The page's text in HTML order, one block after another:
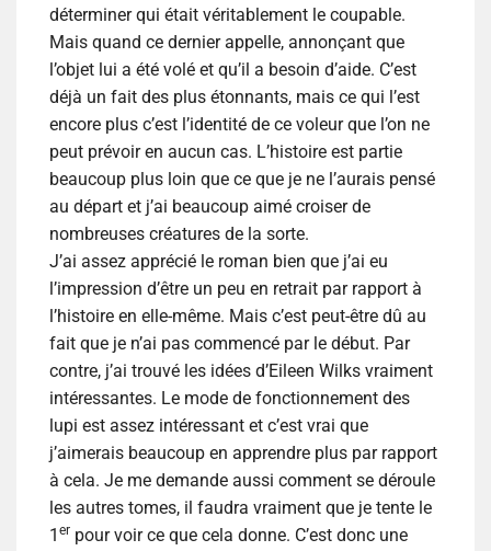
déterminer qui était véritablement le coupable.
Mais quand ce dernier appelle, annonçant que
l’objet lui a été volé et qu’il a besoin d’aide. C’est
déjà un fait des plus étonnants, mais ce qui l’est
encore plus c’est l’identité de ce voleur que l’on ne
peut prévoir en aucun cas. L’histoire est partie
beaucoup plus loin que ce que je ne l’aurais pensé
au départ et j’ai beaucoup aimé croiser de
nombreuses créatures de la sorte.
J’ai assez apprécié le roman bien que j’ai eu
l’impression d’être un peu en retrait par rapport à
l’histoire en elle-même. Mais c’est peut-être dû au
fait que je n’ai pas commencé par le début. Par
contre, j’ai trouvé les idées d’Eileen Wilks vraiment
intéressantes. Le mode de fonctionnement des
lupi est assez intéressant et c’est vrai que
j’aimerais beaucoup en apprendre plus par rapport
à cela. Je me demande aussi comment se déroule
les autres tomes, il faudra vraiment que je tente le
1 er pour voir ce que cela donne. C’est donc une